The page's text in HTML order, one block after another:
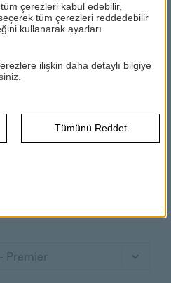
istediğiniz kredi miktarı için
öğrenmek için hemenKredi
Premier
çerezleri kabul edebilir,
tüm çerezleri reddedebilir
kullanarak ayarları
ilişkin daha detaylı bilgiye
Tümünü Reddet